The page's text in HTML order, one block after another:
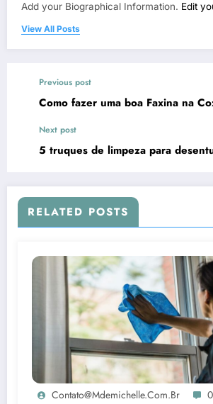
Add your Biographical Information. Edit
View All Posts
Previous post
Como fazer uma boa Faxina na
Next post
5 truques de limpeza para
RELATED POSTS
Contato@mdemichelle.com.br 0